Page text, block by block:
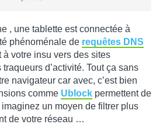
, une tablette est connectée à
phénoménale de requêtes DNS
à votre insu vers des sites
d’activité. Tout ça sans
navigateur car avec, c’est bien
comme Ublock permettent de
imaginez un moyen de filtrer plus
de votre réseau …